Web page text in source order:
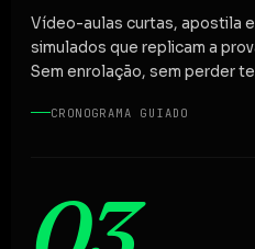
Vídeo-aulas curtas, apostila
simulados que replicam a
Sem enrolação, sem perder
CRONOGRAMA GUIADO